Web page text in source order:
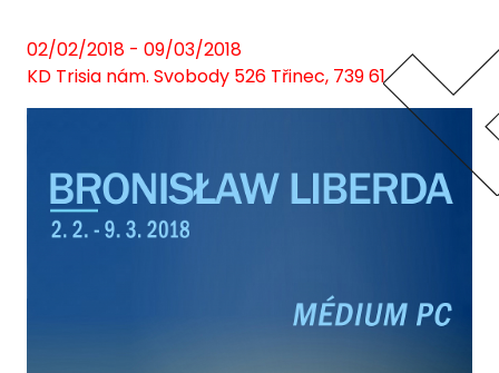
02/02/2018 - 09/03/2018
KD Trisia nám. Svobody 526 Třinec, 739 61